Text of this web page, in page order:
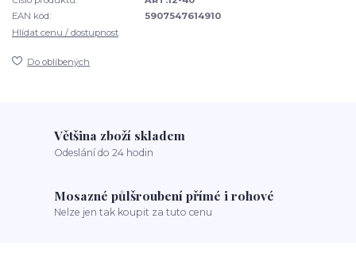
EAN kód:
5907547614910
Hlídat cenu / dostupnost
Do oblíbených
Většina zboží skladem
Odeslání do 24 hodin
Mosazné půlšroubení přímé i rohové
Nelze jen tak koupit za tuto cenu